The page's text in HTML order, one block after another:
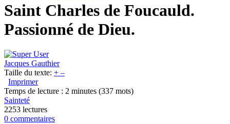
Saint Charles de Foucauld.
Passionné de Dieu.
Jacques Gauthier
Taille du texte: + –
Imprimer
Temps de lecture : 2 minutes (337 mots)
Sainteté
2253 lectures
0 commentaires